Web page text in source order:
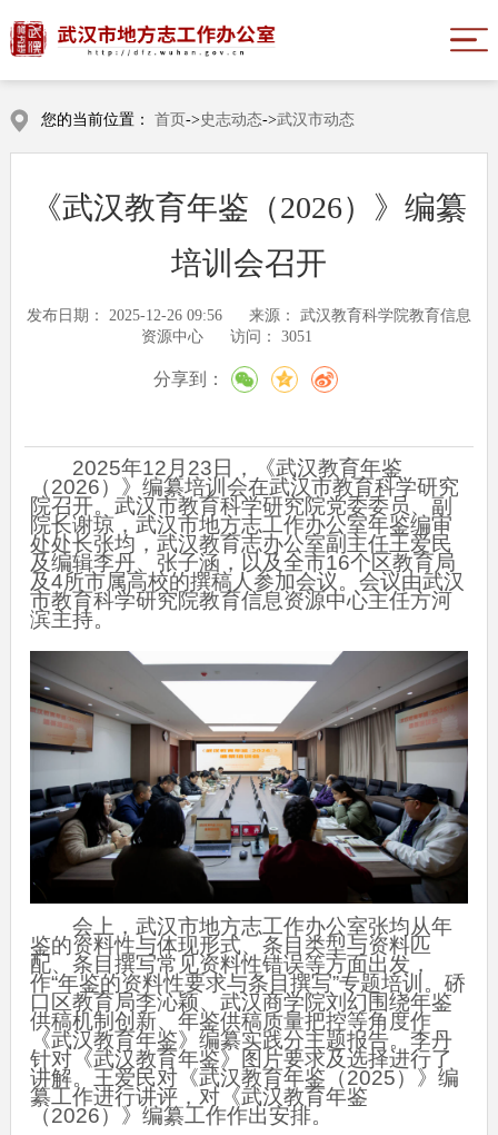
您的当前位置： 首页->史志动态->武汉市动态
《武汉教育年鉴（2026）》编纂
培训会召开
发布日期： 2025-12-26 09:56 来源： 武汉教育科学院教育信息
资源中心
访问： 3051
分享到：
2025年12月23日，《武汉教育年鉴
（2026）》编纂培训会在武汉市教育科学研究
院召开。武汉市教育科学研究院党委委员、副
院长谢琼，武汉市地方志工作办公室年鉴编审
处处长张均，武汉教育志办公室副主任王爱民
及编辑李丹、张子涵，以及全市16个区教育局
及4所市属高校的撰稿人参加会议。会议由武汉
市教育科学研究院教育信息资源中心主任方河
滨主持。
会上，武汉市地方志工作办公室张均从年
鉴的资料性与体现形式、条目类型与资料匹
配、条目撰写常见资料性错误等方面出发，
作“年鉴的资料性要求与条目撰写”专题培训。硚
口区教育局李沁颖、武汉商学院刘幻围绕年鉴
供稿机制创新、年鉴供稿质量把控等角度作
《武汉教育年鉴》编纂实践分主题报告。李丹
针对《武汉教育年鉴》图片要求及选择进行了
讲解。王爱民对《武汉教育年鉴（2025）》编
纂工作进行讲评，对《武汉教育年鉴
（2026）》编纂工作作出安排。